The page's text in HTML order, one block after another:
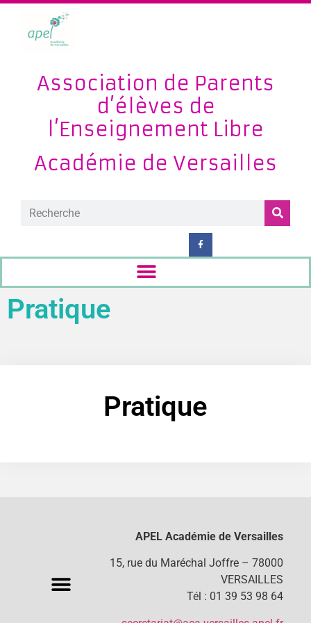
Association de Parents
d’élèves de
l’Enseignement Libre
Académie de Versailles
Pratique
Pratique
APEL Académie de Versailles
15, rue du Maréchal Joffre – 78000
VERSAILLES
Tél : 01 39 53 98 64